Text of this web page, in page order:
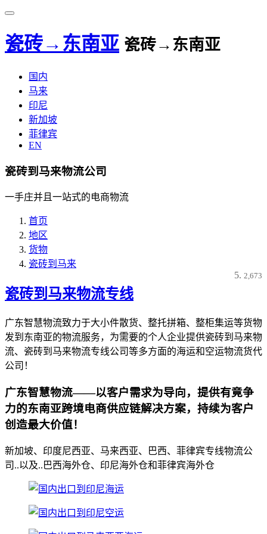
瓷砖→东南亚 瓷砖→东南亚
国内
马来
印尼
新加坡
菲律宾
EN
瓷砖到马来物流公司
一手庄并且一站式的电商物流
首页
地区
货物
瓷砖到马来
2,673
瓷砖到马来物流专线
广东智慧物流致力于大小件散货、整托拼箱、整柜集运等货物
发到东南亚的物流服务，为需要的个人企业提供瓷砖到马来物
流、瓷砖到马来物流专线公司等多方面的海运和空运物流货代
公司！
广东智慧物流——以客户需求为导向，提供有竟争
力的东南亚跨境电商供应链解决方案，持续为客户
创造最大价值！
新加坡、印度尼西亚、马来西亚、巴西、菲律宾专线物流公
司..以及..巴西海外仓、印尼海外仓和菲律宾海外仓